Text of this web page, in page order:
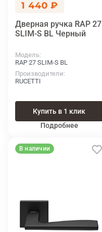
1 440 ₽
Дверная ручка RAP 27
SLIM-S BL Черный
Модель
RAP 27 SLIM-S BL
Производители
RUCETTI
Купить в 1 клик
Подробнее
В наличии